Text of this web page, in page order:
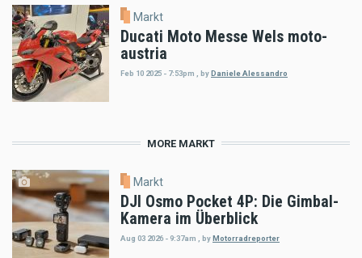
Markt
Ducati Moto Messe Wels moto-
austria
Feb 10 2025 - 7:53pm byDaniele Alessandro
MORE MARKT
Markt
DJI Osmo Pocket 4P: Die Gimbal-
Kamera im Überblick
Aug 03 2026 - 9:37am , byMotorradreporter